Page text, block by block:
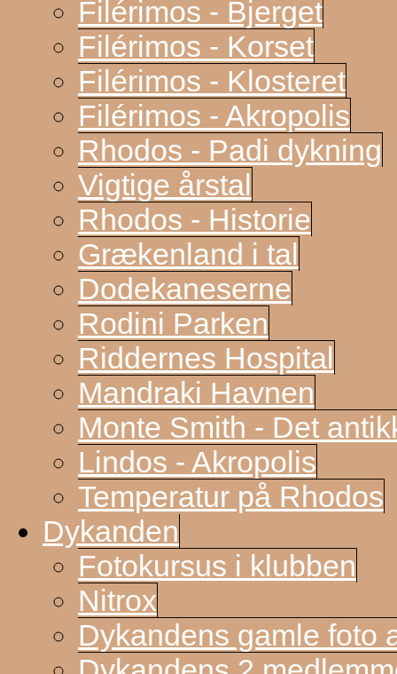
Filérimos - Bjerget
Filérimos - Korset
Filérimos - Klosteret
Filérimos - Akropolis
Rhodos - Padi dykning
Vigtige årstal
Rhodos - Historie
Grækenland i tal
Dodekaneserne
Rodini Parken
Riddernes Hospital
Mandraki Havnen
Monte Smith - Det
Lindos - Akropolis
Temperatur på Rhodos
Dykanden
Fotokursus i klubben
Nitrox
Dykandens gamle foto